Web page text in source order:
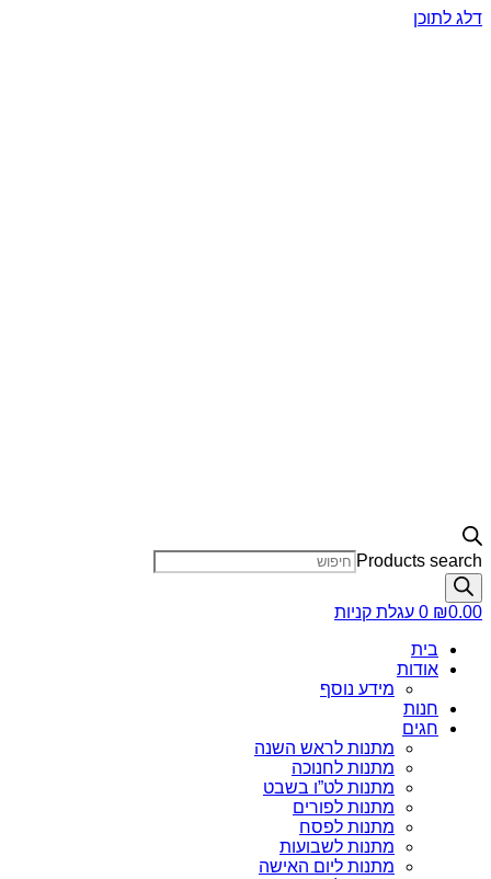
דלג לתוכן
Products search
₪0.00
0 עגלת קניות
בית
אודות
מידע נוסף
חנות
חגים
מתנות לראש השנה
מתנות לחנוכה
מתנות לט”ו בשבט
מתנות לפורים
מתנות לפסח
מתנות לשבועות
מתנות ליום האישה